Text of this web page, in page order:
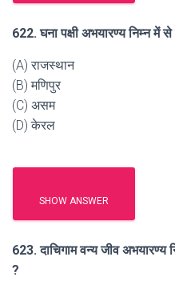
622. घना पक्षी अभयारण्य निम्न में
(A) राजस्थान
(B) मणिपुर
(C) असम
(D) केरल
SHOW ANSWER
623. दाचिगाम वन्य जीव
?